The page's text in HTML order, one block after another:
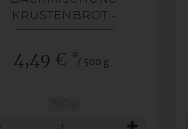
KRUSTENBROT -
GLUTENFREI-
4,49 € */ 500 g